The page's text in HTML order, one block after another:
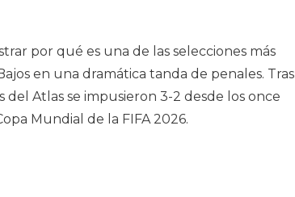
por qué es una de las selecciones más
en una dramática tanda de penales. Tras
del Atlas se impusieron 3-2 desde los once
Mundial de la FIFA 2026.